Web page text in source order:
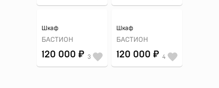
Шкаф
БАСТИОН
120 000 ₽ 3
Шкаф
БАСТИОН
120 000 ₽ 4